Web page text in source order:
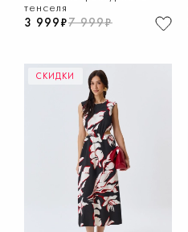
тенселя
3 999₽7 999₽
СКИДКИ